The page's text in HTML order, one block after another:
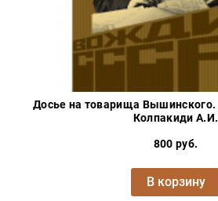
Досье на товарища
Колпакиди А.И.
800 руб.
В корзину